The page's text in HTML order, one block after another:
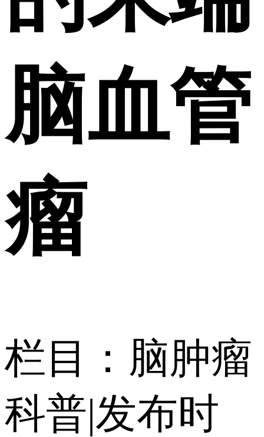
脑血管
瘤
栏目：脑肿瘤
科普|发布时